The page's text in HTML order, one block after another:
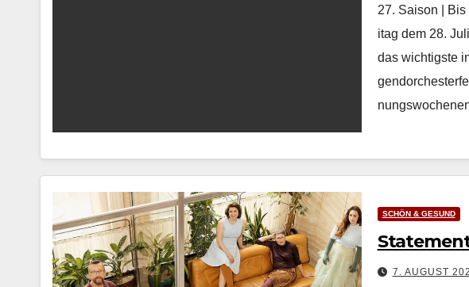
27. Saison |
itag dem 28.
das wichtig­ste
SCHÖN & GESUND
7. AUGUST